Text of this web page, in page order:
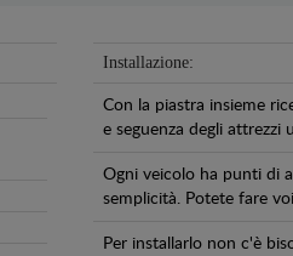
Installazione:
Con la piastra insieme
e seguenza degli attrezzi
Ogni veicolo ha punti di
semplicità. Potete fare
Per installarlo non c'è